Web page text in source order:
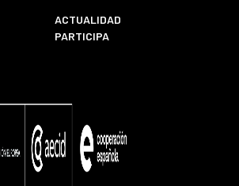
ACTUALIDAD
PARTICIPA